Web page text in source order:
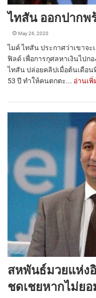
ไทสัน ออกปาก
May 26, 2020
ไมค์ ไทสัน ประกาศว่าเขาจ
ฟิลด์ เพื่อการกุศลหาเงินไปก
ไทสัน ปล่อยคลิปเมื่อต้นเดือ
53 ปี ทำให้คนตกตะ... อ่านเพิ่
สหพันธ์มวยแห่ง
ชดเชยหากไม่ย